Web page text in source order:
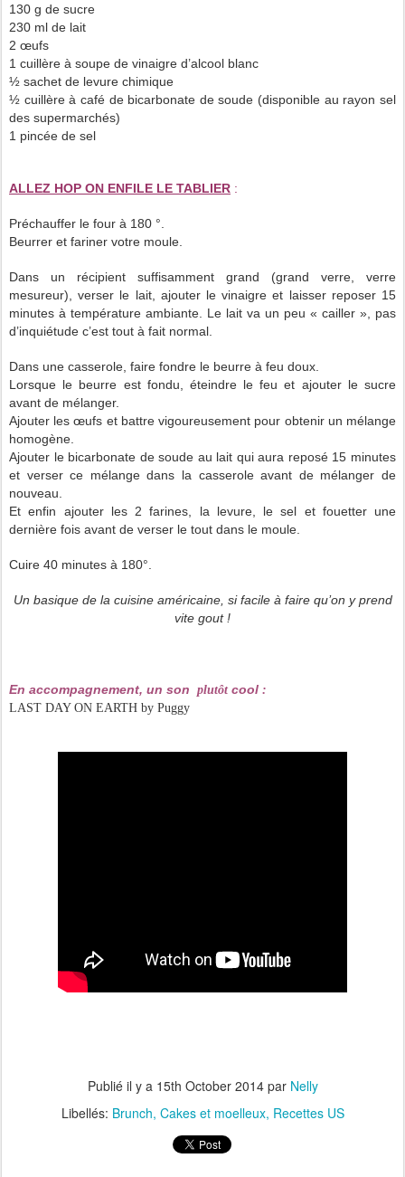
130 g de sucre
230 ml de lait
2 œufs
1 cuillère à soupe de vinaigre d’alcool blanc
½ sachet de levure chimique
½ cuillère à café de bicarbonate de soude (disponible au rayon sel
des supermarchés)
1 pincée de sel
ALLEZ HOP ON ENFILE LE TABLIER :
Préchauffer le four à 180 °.
Beurrer et fariner votre moule.
Dans un récipient suffisamment grand (grand verre, verre
mesureur), verser le lait, ajouter le vinaigre et laisser reposer 15
minutes à température ambiante. Le lait va un peu « cailler », pas
d’inquiétude c’est tout à fait normal.
Dans une casserole, faire fondre le beurre à feu doux.
Lorsque le beurre est fondu, éteindre le feu et ajouter le sucre
avant de mélanger.
Ajouter les œufs et battre vigoureusement pour obtenir un mélange
homogène.
Ajouter le bicarbonate de soude au lait qui aura reposé 15 minutes
et verser ce mélange dans la casserole avant de mélanger de
nouveau.
Et enfin ajouter les 2 farines, la levure, le sel et fouetter une
dernière fois avant de verser le tout dans le moule.
Cuire 40 minutes à 180°.
Un basique de la cuisine américaine, si facile à faire qu’on y prend
vite gout !
En accompagnement, un son plutôt cool :
LAST DAY ON EARTH by Puggy
Publié il y a 15th October 2014par Nelly
Libellés: Brunch Cakes et moelleux Recettes US